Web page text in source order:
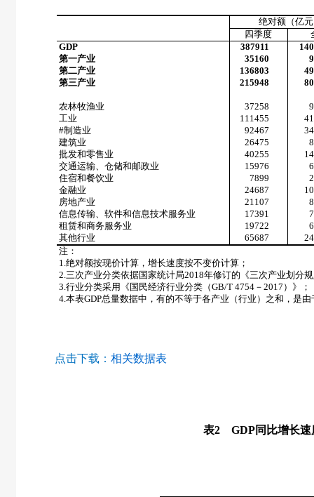
绝对额（亿
四季度
GDP
387911
第一产业
35160
第二产业
136803
第三产业
215948
农林牧渔业 37258
工业
111455
#制造业 92467
建筑业
26475
批发和零售业
40255
交通运输、仓储和邮政业
15976
住宿和餐饮业
7899
金融业
24687
房地产业
21107
信息传输、软件和信息技术服务业
17391
租赁和商务服务业
19722
其他行业
65687
注：
1.绝对额按现价计算，增长速度按不变价计算；
2.三次产业分类依据国家统计局2018年修订的《三次产业划分
3.行业分类采用《国民经济行业分类（GB/T 4754 －2017 ）》；
4.本表GDP总量数据中，有的不等于各产业（行业）之和，是
点击下载： 相关数据表
表2 GDP同比增长速